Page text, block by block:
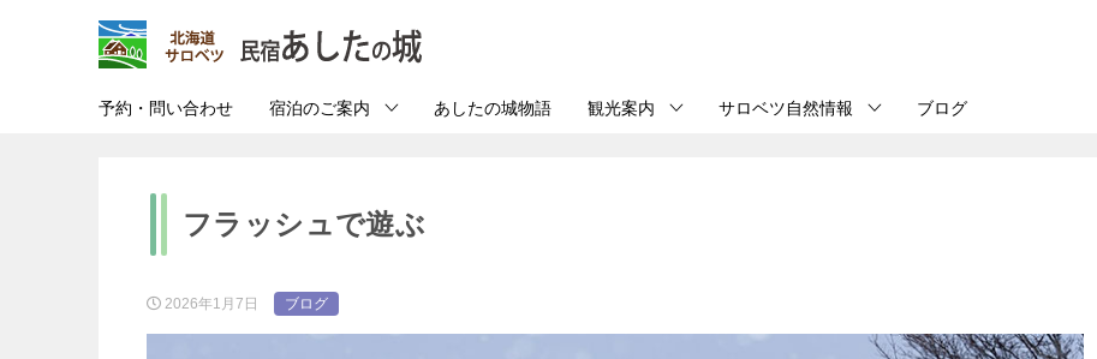
予約・問い合わせ 宿泊のご案内 あしたの城物語 観光案内 サロベツ自然情報 ブログ
フラッシュで遊ぶ
2026年1月7日 ブログ